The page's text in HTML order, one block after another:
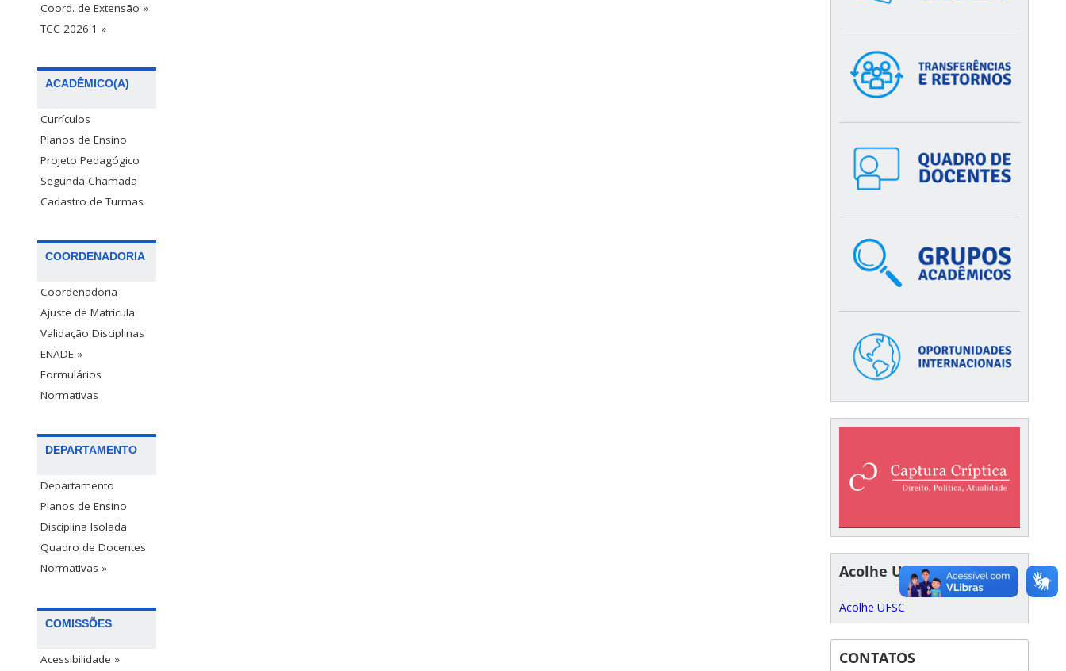
Coord. de Extensão »
TCC 2026.1 »
ACADÊMICO(A)
Currículos
Planos de Ensino
Projeto Pedagógico
Segunda Chamada
Cadastro de Turmas
COORDENADORIA
Coordenadoria
Ajuste de Matrícula
Validação Disciplinas
ENADE »
Formulários
Normativas
DEPARTAMENTO
Departamento
Planos de Ensino
Disciplina Isolada
Quadro de Docentes
Normativas »
COMISSÕES
Acessibilidade »
Acolhe UFSC
Acolhe UFSC
CONTATOS